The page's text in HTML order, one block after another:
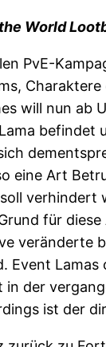
World
PvE-
will nun ab
befindet
eine Art
verhindert
für
veränderte
Event
in der
ist der